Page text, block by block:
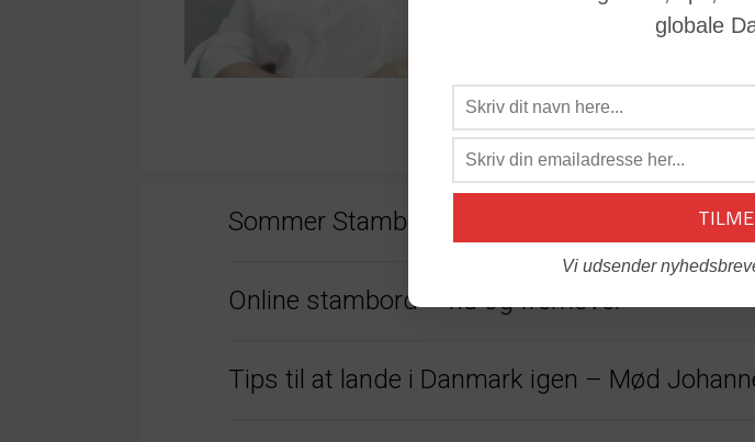
Sommer Stambord 2022
Online stambord – nu og fremover
Tips til at lande i Danmark igen – Mød
globale
Vi udsender